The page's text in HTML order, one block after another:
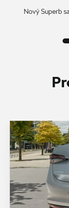
Nový Superb